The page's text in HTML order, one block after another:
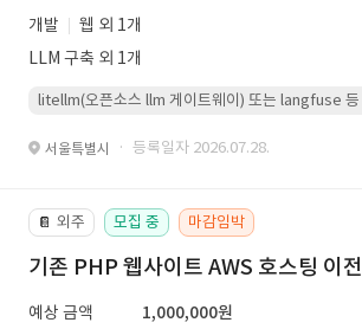
개발
웹 외 1개
LLM 구축 외 1개
litellm(오픈소스 llm 게이트웨이) 또는 langfuse 등
서울특별시 · 등록일자 2026.07.28.
📔 외주 모집 중 마감임박
기존 PHP 웹사이트 AWS 호스팅 이전
예상 금액
1,000,000원